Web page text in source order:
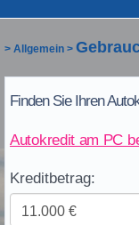
> Allgemein >
Finden Sie Ihren
Autokredit am PC
Kreditbetrag: